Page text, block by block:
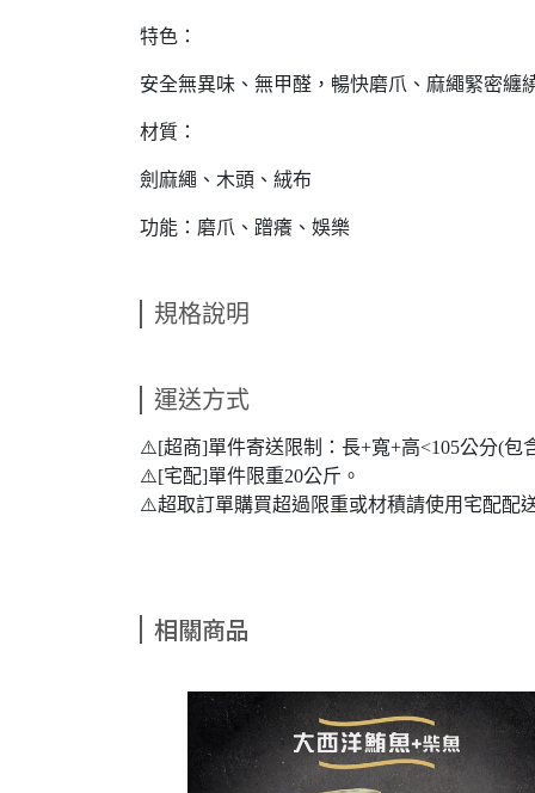
特色：
安全無異味、無甲醛，暢快磨爪、麻繩緊密纏
材質：
劍麻繩、木頭、絨布
功能：磨爪、蹭癢、娛樂
規格說明
運送方式
⚠️[超商]單件寄送限制：長+寬+高<105公分(包
⚠️[宅配]單件限重20公斤。
⚠️超取訂單購買超過限重或材積請使用宅配配
相關商品